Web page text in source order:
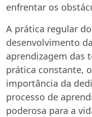
enfrentar os
A prática regular
desenvolvimento
aprendizagem das
prática constante,
importância da
processo de
poderosa para a